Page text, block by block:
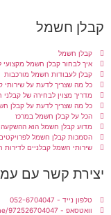
קבלן חשמל
קבלן חשמל
איך לבחור קבלן חשמל מקצועי
קבלן לעבודות חשמל מורכבות
כל מה שצריך לדעת על שירותי
מדריך מצוין לבחירה של
כל מה שצריך לדעת על קבלן
הכל על קבלן חשמל במרכז
מדוע קבלן חשמל הוא ההשקעה
הסמכות קבלן חשמל
שירותי חשמל קבלניים לדירות
יצירת קשר עם
טלפון נייד - 052-6704047
וואטסאפ - https://wa.me/972526704047